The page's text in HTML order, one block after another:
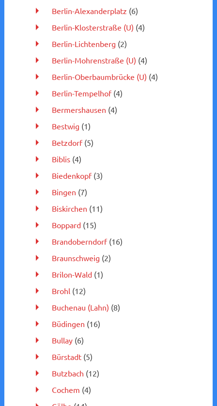
Berlin-Alexanderplatz (6)
Berlin-Klosterstraße (U) (4)
Berlin-Lichtenberg (2)
Berlin-Mohrenstraße (U) (4)
Berlin-Oberbaumbrücke (U) (4)
Berlin-Tempelhof(4)
Bermershausen (4)
Bestwig (1)
Betzdorf(5)
Biblis(4)
Biedenkopf(3)
Bingen (7)
Biskirchen (11)
Boppard(15)
Brandoberndorf(16)
Braunschweig (2)
Brilon-Wald(1)
Brohl(12)
Buchenau (Lahn) (8)
Büdingen (16)
Bullay(6)
Bürstadt(5)
Butzbach (12)
Cochem (4)